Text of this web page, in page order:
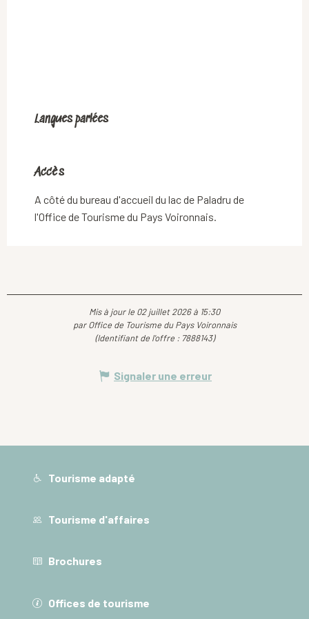
Langues parlées
Langues parlées
Accès
Accès
A côté du bureau d'accueil du lac de Paladru de
l'Office de Tourisme du Pays Voironnais.
Mis à jour le 02 juillet 2026 à 15:30
par Office de Tourisme du Pays Voironnais
(Identifiant de l'offre : 7888143)
Signaler une erreur
Tourisme adapté
Tourisme d'affaires
Brochures
Offices de tourisme